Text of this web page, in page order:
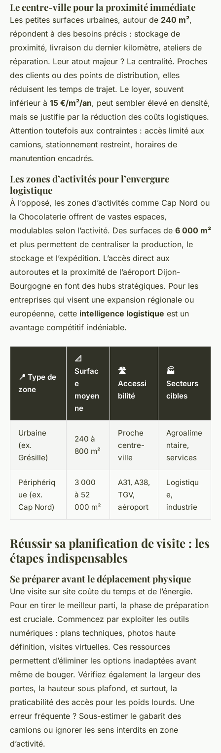
Le centre-ville pour la proximité immédiate
Les petites surfaces urbaines, autour de 240 m²,
répondent à des besoins précis : stockage de
proximité, livraison du dernier kilomètre, ateliers de
réparation. Leur atout majeur ? La centralité. Proches
des clients ou des points de distribution, elles
réduisent les temps de trajet. Le loyer, souvent
inférieur à 15 €/m²/an, peut sembler élevé en densité,
mais se justifie par la réduction des coûts logistiques.
Attention toutefois aux contraintes : accès limité aux
camions, stationnement restreint, horaires de
manutention encadrés.
Les zones d’activités pour l’envergure
logistique
À l’opposé, les zones d’activités comme Cap Nord ou
la Chocolaterie offrent de vastes espaces,
modulables selon l’activité. Des surfaces de 6 000 m²
et plus permettent de centraliser la production, le
stockage et l’expédition. L’accès direct aux
autoroutes et la proximité de l’aéroport Dijon-
Bourgogne en font des hubs stratégiques. Pour les
entreprises qui visent une expansion régionale ou
européenne, cette intelligence logistique est un
avantage compétitif indéniable.
📍 Type de
zone
📐
Surfac
e
moyen
ne
🛣️
Accessi
bilité
🏭
Secteurs
cibles
Urbaine
(ex.
Grésille)
240 à
800 m²
Proche
centre-
ville
Agroalime
ntaire,
services
Périphériq
ue (ex.
Cap Nord)
3 000
à 52
000 m²
A31, A38,
TGV,
aéroport
Logistiqu
e,
industrie
Réussir sa planification de visite : les
étapes indispensables
Se préparer avant le déplacement physique
Une visite sur site coûte du temps et de l’énergie.
Pour en tirer le meilleur parti, la phase de préparation
est cruciale. Commencez par exploiter les outils
numériques : plans techniques, photos haute
définition, visites virtuelles. Ces ressources
permettent d’éliminer les options inadaptées avant
même de bouger. Vérifiez également la largeur des
portes, la hauteur sous plafond, et surtout, la
praticabilité des accès pour les poids lourds. Une
erreur fréquente ? Sous-estimer le gabarit des
camions ou ignorer les sens interdits en zone
d’activité.